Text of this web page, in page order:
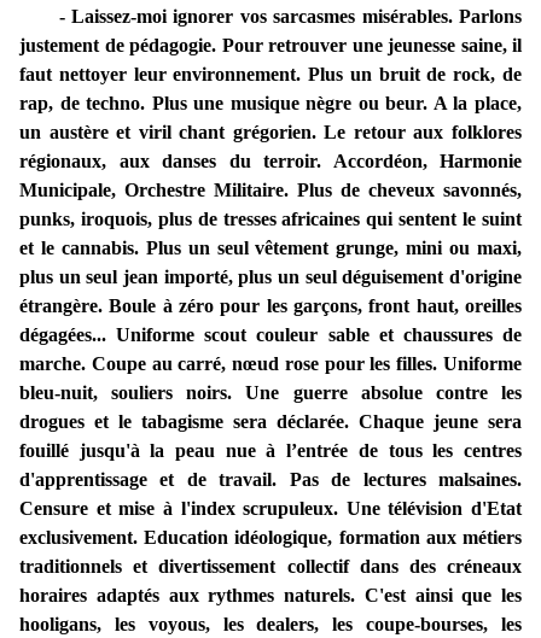
- Laissez-moi ignorer vos sarcasmes misérables. Parlons
justement de pédagogie. Pour retrouver une jeunesse saine, il
faut nettoyer leur environnement. Plus un bruit de rock, de
rap, de techno. Plus une musique nègre ou beur. A la place,
un austère et viril chant grégorien. Le retour aux folklores
régionaux, aux danses du terroir. Accordéon, Harmonie
Municipale, Orchestre Militaire. Plus de cheveux savonnés,
punks, iroquois, plus de tresses africaines qui sentent le suint
et le cannabis. Plus un seul vêtement grunge, mini ou maxi,
plus un seul jean importé, plus un seul déguisement d'origine
étrangère. Boule à zéro pour les garçons, front haut, oreilles
dégagées... Uniforme scout couleur sable et chaussures de
marche. Coupe au carré, nœud rose pour les filles. Uniforme
bleu-nuit, souliers noirs. Une guerre absolue contre les
drogues et le tabagisme sera déclarée. Chaque jeune sera
fouillé jusqu'à la peau nue à l’entrée de tous les centres
d'apprentissage et de travail. Pas de lectures malsaines.
Censure et mise à l'index scrupuleux. Une télévision d'Etat
exclusivement. Education idéologique, formation aux métiers
traditionnels et divertissement collectif dans des créneaux
horaires adaptés aux rythmes naturels. C'est ainsi que les
hooligans, les voyous, les dealers, les coupe-bourses, les